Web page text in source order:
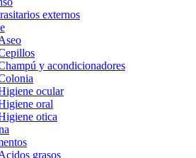
externos
y acondicionadores
ocular
oral
otica
grasos